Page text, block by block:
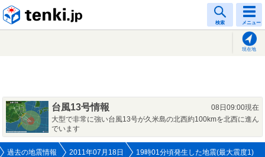
検索 メニュー
現在地
台風13号情報
08日09:00現在
大型で非常に強い台風13号が久米島の北西約100kmを北西に進ん
でいます
過去の地震情報 2011年07月18日 19時01分頃発生した地震(最大震度1)